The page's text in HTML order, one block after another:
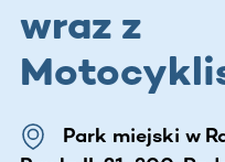
wraz z
Park miejski w